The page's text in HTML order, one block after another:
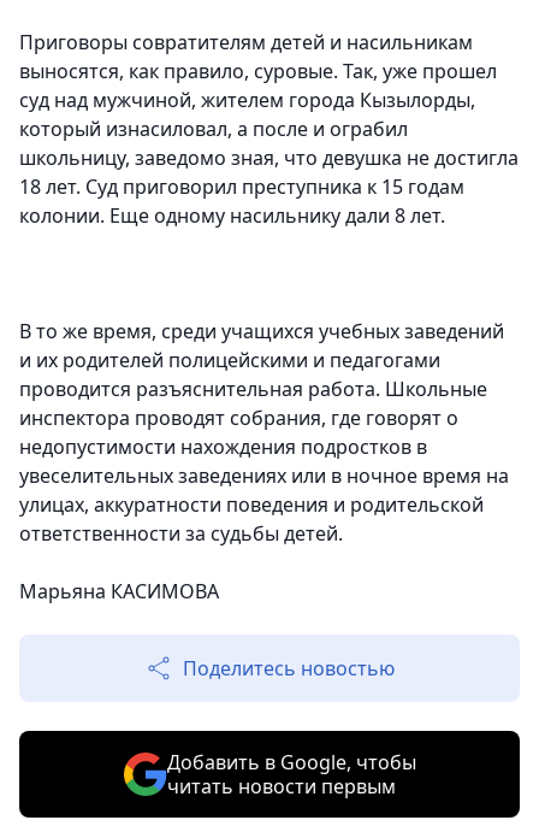
Приговоры совратителям детей и насильникам
выносятся, как правило, суровые. Так, уже прошел
суд над мужчиной, жителем города Кызылорды,
который изнасиловал, а после и ограбил
школьницу, заведомо зная, что девушка не достигла
18 лет. Суд приговорил преступника к 15 годам
колонии. Еще одному насильнику дали 8 лет.
В то же время, среди учащихся учебных заведений
и их родителей полицейскими и педагогами
проводится разъяснительная работа. Школьные
инспектора проводят собрания, где говорят о
недопустимости нахождения подростков в
увеселительных заведениях или в ночное время на
улицах, аккуратности поведения и родительской
ответственности за судьбы детей.
Марьяна КАСИМОВА
Поделитесь новостью
Добавить в Google, чтобы
читать новости первым